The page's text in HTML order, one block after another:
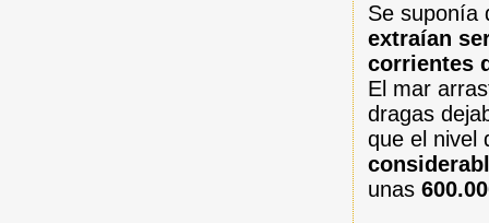
Se suponía
extraían
corrientes
El mar
dragas
que el nivel
unas